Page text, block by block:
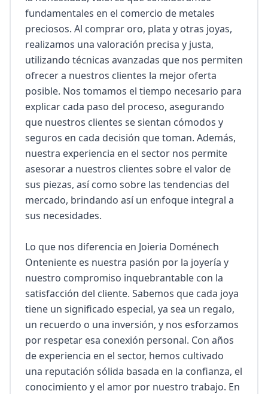
fundamentales en el comercio de metales
preciosos. Al comprar oro, plata y otras joyas,
realizamos una valoración precisa y justa,
utilizando técnicas avanzadas que nos permiten
ofrecer a nuestros clientes la mejor oferta
posible. Nos tomamos el tiempo necesario para
explicar cada paso del proceso, asegurando
que nuestros clientes se sientan cómodos y
seguros en cada decisión que toman. Además,
nuestra experiencia en el sector nos permite
asesorar a nuestros clientes sobre el valor de
sus piezas, así como sobre las tendencias del
mercado, brindando así un enfoque integral a
sus necesidades.
Lo que nos diferencia en Joieria Doménech
Onteniente es nuestra pasión por la joyería y
nuestro compromiso inquebrantable con la
satisfacción del cliente. Sabemos que cada joya
tiene un significado especial, ya sea un regalo,
un recuerdo o una inversión, y nos esforzamos
por respetar esa conexión personal. Con años
de experiencia en el sector, hemos cultivado
una reputación sólida basada en la confianza, el
conocimiento y el amor por nuestro trabajo. En